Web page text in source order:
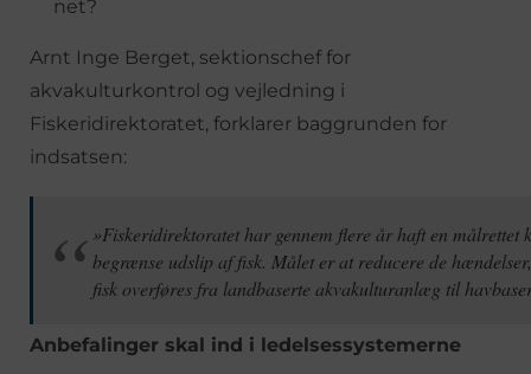
net?
Arnt Inge Berget, sektionschef for
akvakulturkontrol og vejledning i
Fiskeridirektoratet, forklarer baggrunden for
indsatsen:
»Fiskeridirektoratet har gennem flere år haft en målrettet
begrænse udslip af fisk. Målet er at reducere de
fisk overføres fra landbaserte akvakulturanlæg til
Anbefalinger skal ind i ledelsessystemerne